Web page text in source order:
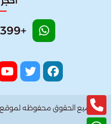
+971562038399
جميع الحقوق محفوظه لموقع